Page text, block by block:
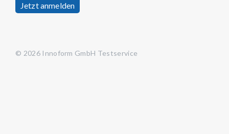
Jetzt anmelden
© 2026 Innoform GmbH Testservice